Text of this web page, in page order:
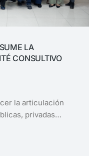
LA
CONSULTIVO
la articulación
privadas…